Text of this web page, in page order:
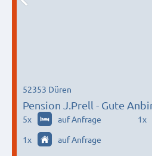
Pension J.Prell - Gute
52353 Düren
5x auf Anfrage 1x
1x auf Anfrage